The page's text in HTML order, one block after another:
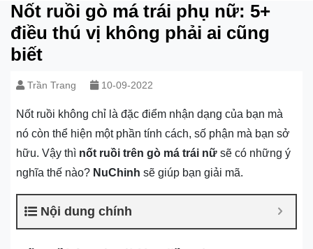
Nốt ruồi gò má trái phụ nữ: 5+
điều thú vị không phải ai cũng
biết
Trần Trang 10-09-2022
Nốt ruồi không chỉ là đặc điểm nhận dạng của bạn mà
nó còn thể hiện một phần tính cách, số phận mà bạn sở
hữu. Vậy thì nốt ruồi trên gò má trái nữ sẽ có những ý
nghĩa thế nào? NuChinh sẽ giúp bạn giải mã.
Nội dung chính